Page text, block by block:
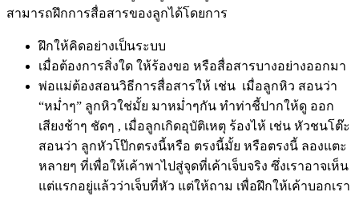
เราโดยเฉพาะเวลาที่เราเข้าใจตรงกัน เขาจะยิ่งมั่นใจขึ้นมากๆ
สอนให้ลูกรู้ว่าเขาสามารถสื่อสารได้ โดยตั้งคำถามง่ายๆ ทีละส
เต็ป ช้าๆ
การสื่อสารจะต้องมีทั้งผู้รับ, ผู้ส่งและรูปแบบของสาร เรา
สามารถฝึกการสื่อสารของลูกได้โดยการ